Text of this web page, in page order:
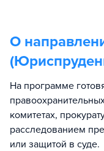
О
На программе
комитетах,
расследованием
или защитой в суде.